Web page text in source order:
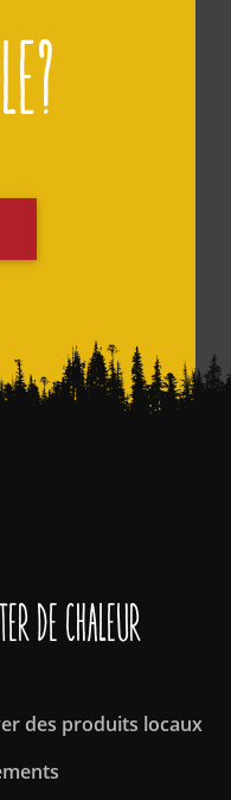
de Chaleur
des produits locaux